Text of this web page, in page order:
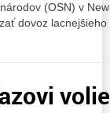
(OSN) v
dovoz